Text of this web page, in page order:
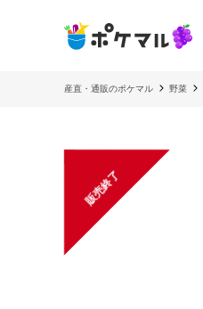
産直・通販のポケマル 野菜
販売終了